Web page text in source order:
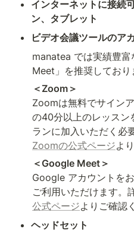
インターネットに接続
ン、タブレット
ビデオ会議ツールのア
manatea では実績豊
Zoomは無料でサイン
の40分以上のレッスン
ランに加入いただく必
Zoomの公式ページよ
Google アカウントを
ご利用いただけます。
公式ページ